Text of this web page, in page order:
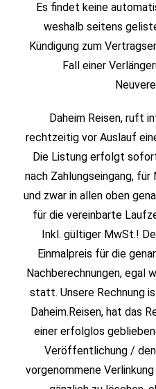
Es findet keine
weshalb seitens
Kündigung zum
Fall einer
Daheim Reisen, ruft
rechtzeitig vor Auslauf
Die Listung erfolgt
nach Zahlungseingang,
und zwar in allen oben
für die vereinbarte
Inkl. gültiger MwSt.!
Einmalpreis für die
Nachberechnungen, egal
statt. Unsere Rechnung
Daheim.Reisen, hat das
einer erfolglos
Veröffentlichung /
vorgenommene